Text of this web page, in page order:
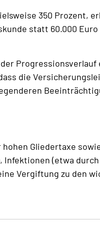
350 Prozent,
statt 60.000 Euro
die
Gliedertaxe
(etwa
Vergiftung zu den